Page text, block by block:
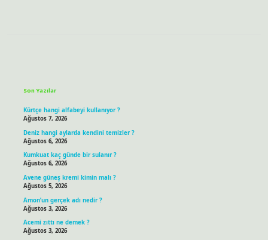
Son Yazılar
Kürtçe hangi alfabeyi kullanıyor ?
Ağustos 7, 2026
Deniz hangi aylarda kendini temizler ?
Ağustos 6, 2026
Kumkuat kaç günde bir sulanır ?
Ağustos 6, 2026
Avene güneş kremi kimin malı ?
Ağustos 5, 2026
Amon’un gerçek adı nedir ?
Ağustos 3, 2026
Acemi zıttı ne demek ?
Ağustos 3, 2026